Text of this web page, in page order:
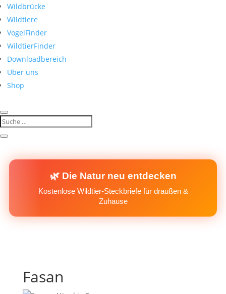
Wildbrücke
Wildtiere
VogelFinder
WildtierFinder
Downloadbereich
Über uns
Shop
🌿 Die Natur neu entdecken
Kostenlose Wildtier-Steckbriefe für draußen &
Zuhause
Fasan